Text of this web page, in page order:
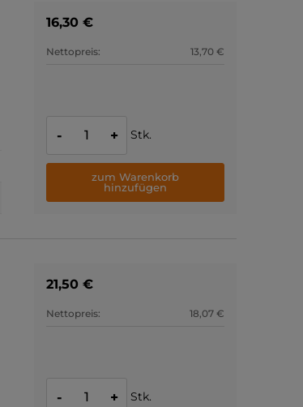
16,30 €
Nettopreis: 13,70 €
- + Stk.
zum Warenkorb
hinzufügen
21,50 €
Nettopreis: 18,07 €
- + Stk.